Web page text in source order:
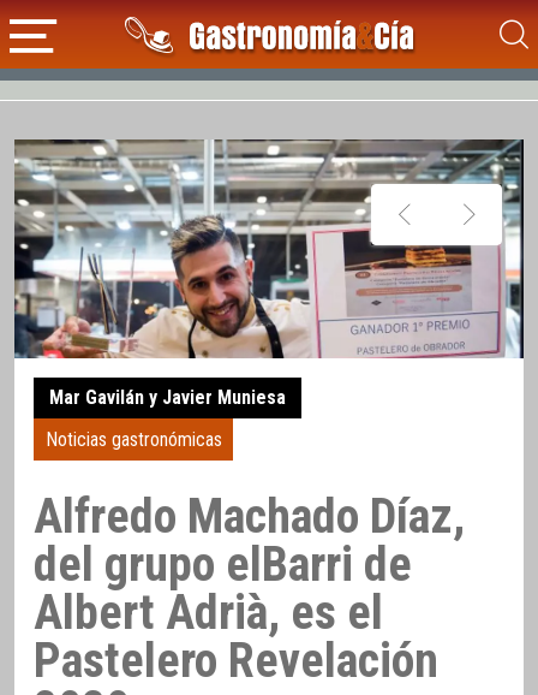
Mar Gavilán y Javier Muniesa
Noticias gastronómicas
Alfredo Machado Díaz,
del grupo elBarri de
Albert Adrià, es el
Pastelero Revelación